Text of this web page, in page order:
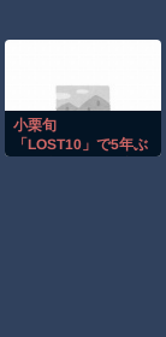
バメが賢い。
ガ毎週末セール（
が飛んでくる事故(
ずに墜落してしま
クと衝突したドラ
んと全巻100円ｗ
小栗旬
「LOST10」で5年ぶ